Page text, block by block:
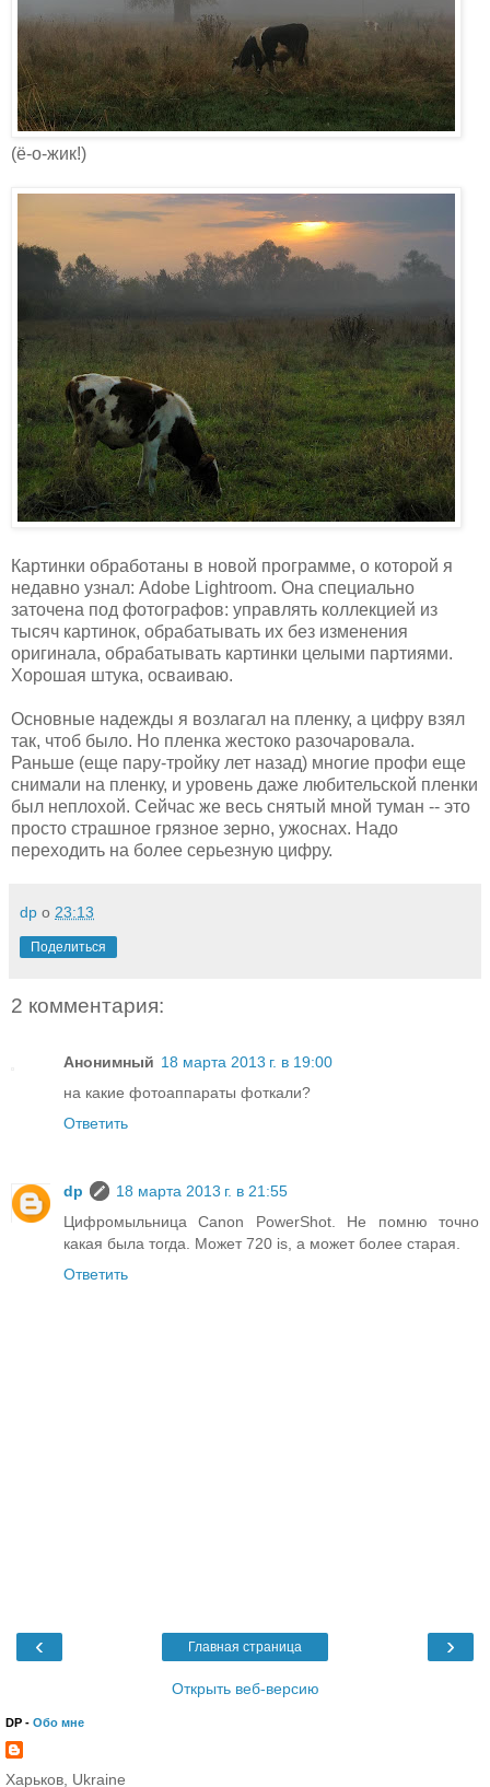
(ё-о-жик!)
Картинки обработаны в новой программе, о которой я
недавно узнал: Adobe Lightroom. Она специально
заточена под фотографов: управлять коллекцией из
тысяч картинок, обрабатывать их без изменения
оригинала, обрабатывать картинки целыми партиями.
Хорошая штука, осваиваю.
Основные надежды я возлагал на пленку, а цифру взял
так, чтоб было. Но пленка жестоко разочаровала.
Раньше (еще пару-тройку лет назад) многие профи еще
снимали на пленку, и уровень даже любительской пленки
был неплохой. Сейчас же весь снятый мной туман -- это
просто страшное грязное зерно, ужоснах. Надо
переходить на более серьезную цифру.
dp о 23:13
Поделиться
2 комментария:
Анонимный 18 марта 2013 г. в 19:00
на какие фотоаппараты фоткали?
Ответить
dp
18 марта 2013 г. в 21:55
Цифромыльница Canon PowerShot. Не помню точно
какая была тогда. Может 720 is, а может более старая.
Ответить
‹ ›
Главная страница
Открыть веб-версию
DP - Обо мне
Харьков, Ukraine